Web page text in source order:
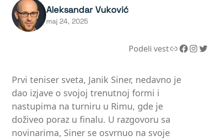
Aleksandar Vuković
maj 24, 2025
Podeli vestLink Facebook InstagramTwitter
Prvi teniser sveta, Janik Siner, nedavno je
dao izjave o svojoj trenutnoj formi i
nastupima na turniru u Rimu, gde je
doživeo poraz u finalu. U razgovoru sa
novinarima, Siner se osvrnuo na svoje